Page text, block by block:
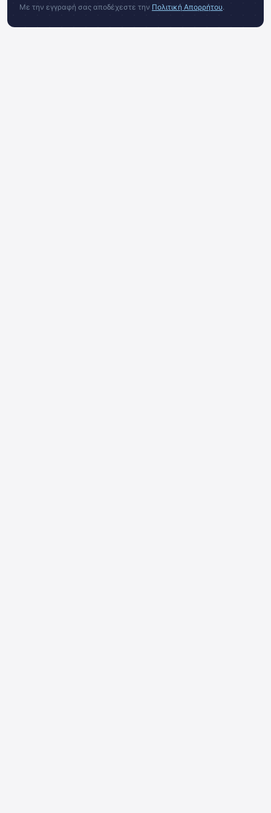
Με την εγγραφή σας αποδέχεστε την Πολιτική Απορρήτου.